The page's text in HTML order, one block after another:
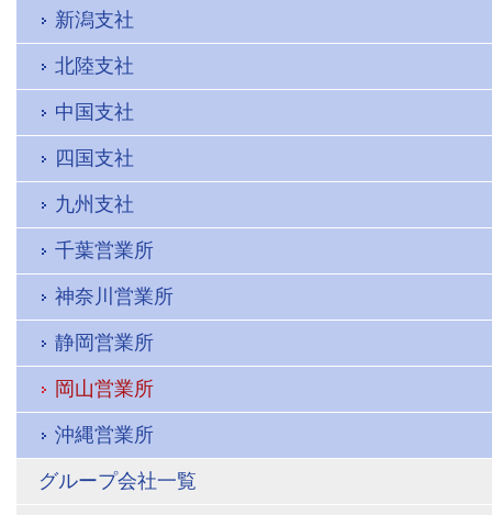
新潟支社
北陸支社
中国支社
四国支社
九州支社
千葉営業所
神奈川営業所
静岡営業所
岡山営業所
沖縄営業所
グループ会社一覧